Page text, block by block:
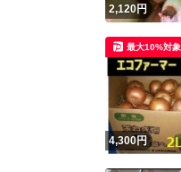
2,120円
4,300円
最大10%対象